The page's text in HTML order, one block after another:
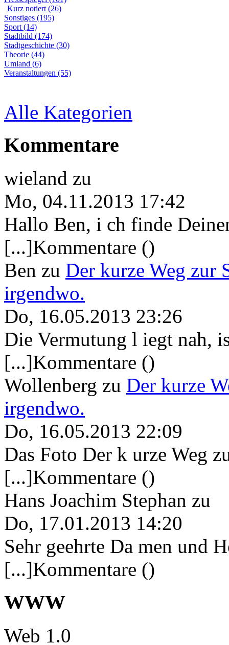
Kurz notiert (26)
Sonstiges (195)
Sport (14)
Stadtbild (174)
Stadtgeschichte (30)
Theorie (44)
Umland (6)
Veranstaltungen (55)
Alle Kategorien
Kommentare
wieland zu
Mo, 04.11.2013 17:42
Hallo Ben, i ch finde
[...]Kommentare ()
Ben zu Der kurze Weg zur
irgendwo.
Do, 16.05.2013 23:26
Die Vermutung l iegt nah,
[...]Kommentare ()
Wollenberg zu Der kurze
irgendwo.
Do, 16.05.2013 22:09
Das Foto Der k urze Weg
[...]Kommentare ()
Hans Joachim Stephan zu
Do, 17.01.2013 14:20
Sehr geehrte Da men und
[...]Kommentare ()
WWW
Web 1.0